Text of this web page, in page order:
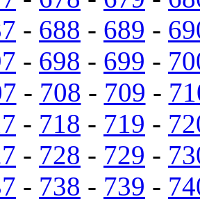
- 688 - 689 -
- 698 - 699 -
- 708 - 709 -
- 718 - 719 -
- 728 - 729 -
- 738 - 739 -